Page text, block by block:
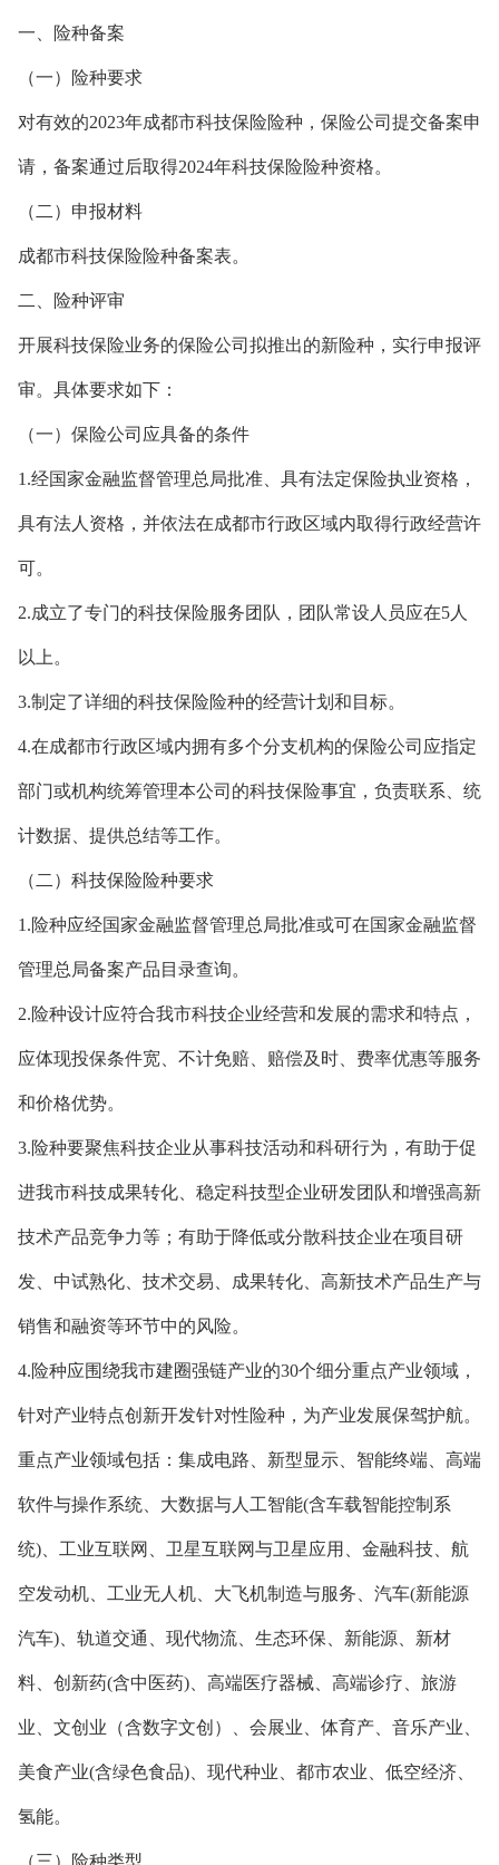
一、险种备案
（一）险种要求
对有效的2023年成都市科技保险险种，保险公司提交备案申
请，备案通过后取得2024年科技保险险种资格。
（二）申报材料
成都市科技保险险种备案表。
二、险种评审
开展科技保险业务的保险公司拟推出的新险种，实行申报评
审。具体要求如下：
（一）保险公司应具备的条件
1.经国家金融监督管理总局批准、具有法定保险执业资格，
具有法人资格，并依法在成都市行政区域内取得行政经营许
可。
2.成立了专门的科技保险服务团队，团队常设人员应在5人
以上。
3.制定了详细的科技保险险种的经营计划和目标。
4.在成都市行政区域内拥有多个分支机构的保险公司应指定
部门或机构统筹管理本公司的科技保险事宜，负责联系、统
计数据、提供总结等工作。
（二）科技保险险种要求
1.险种应经国家金融监督管理总局批准或可在国家金融监督
管理总局备案产品目录查询。
2.险种设计应符合我市科技企业经营和发展的需求和特点，
应体现投保条件宽、不计免赔、赔偿及时、费率优惠等服务
和价格优势。
3.险种要聚焦科技企业从事科技活动和科研行为，有助于促
进我市科技成果转化、稳定科技型企业研发团队和增强高新
技术产品竞争力等；有助于降低或分散科技企业在项目研
发、中试熟化、技术交易、成果转化、高新技术产品生产与
销售和融资等环节中的风险。
4.险种应围绕我市建圈强链产业的30个细分重点产业领域，
针对产业特点创新开发针对性险种，为产业发展保驾护航。
重点产业领域包括：集成电路、新型显示、智能终端、高端
软件与操作系统、大数据与人工智能(含车载智能控制系
统)、工业互联网、卫星互联网与卫星应用、金融科技、航
空发动机、工业无人机、大飞机制造与服务、汽车(新能源
汽车)、轨道交通、现代物流、生态环保、新能源、新材
料、创新药(含中医药)、高端医疗器械、高端诊疗、旅游
业、文创业（含数字文创）、会展业、体育产、音乐产业、
美食产业(含绿色食品)、现代种业、都市农业、低空经济、
氢能。